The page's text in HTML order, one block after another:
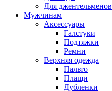
Для джентельменов
Мужчинам
Аксессуары
Галстуки
Подтяжки
Ремни
Верхняя одежда
Пальто
Плащи
Дубленки